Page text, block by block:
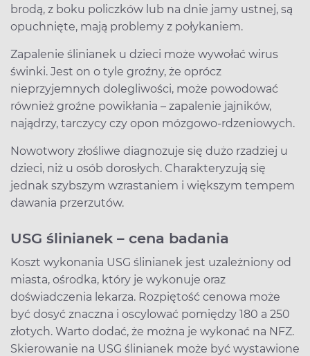
brodą, z boku policzków lub na dnie jamy ustnej, są
opuchnięte, mają problemy z połykaniem.
Zapalenie ślinianek u dzieci może wywołać wirus
świnki. Jest on o tyle groźny, że oprócz
nieprzyjemnych dolegliwości, może powodować
również groźne powikłania – zapalenie jajników,
najądrzy, tarczycy czy opon mózgowo-rdzeniowych.
Nowotwory złośliwe diagnozuje się dużo rzadziej u
dzieci, niż u osób dorosłych. Charakteryzują się
jednak szybszym wzrastaniem i większym tempem
dawania przerzutów.
USG ślinianek – cena badania
Koszt wykonania USG ślinianek jest uzależniony od
miasta, ośrodka, który je wykonuje oraz
doświadczenia lekarza. Rozpiętość cenowa może
być dosyć znaczna i oscylować pomiędzy 180 a 250
złotych. Warto dodać, że można je wykonać na NFZ.
Skierowanie na USG ślinianek może być wystawione